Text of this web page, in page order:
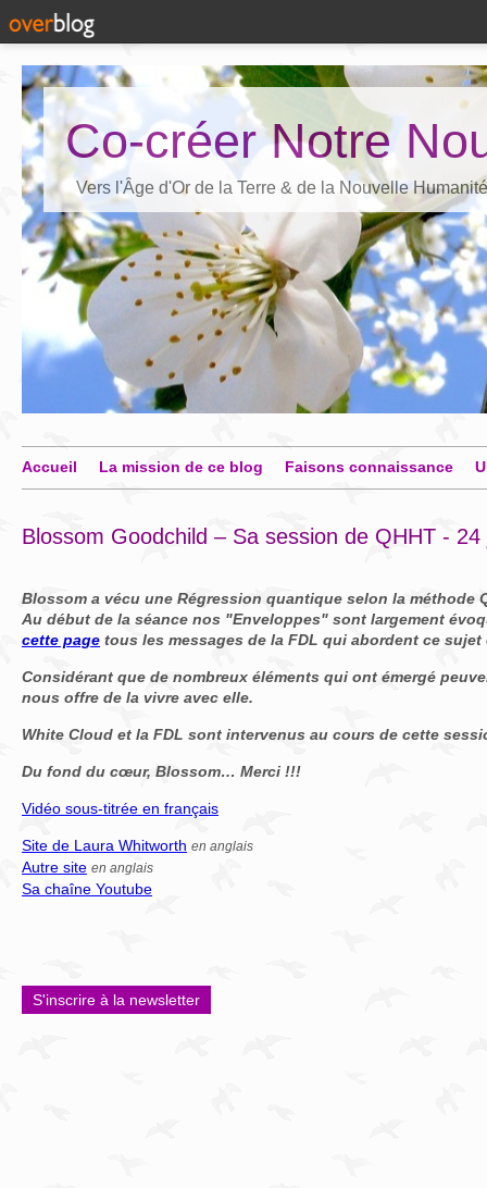
Co-créer Notre
Vers l'Âge d'Or de la Terre & de la Nouvelle Humanité
Accueil La mission de ce blog Faisons connaissance
Blossom Goodchild – Sa session de QHHT -
Blossom a vécu une Régression quantique selon la méthode
Au début de la séance nos "Enveloppes" sont largement
cette page tous les messages de la FDL qui abordent ce
Considérant que de nombreux éléments qui ont émergé
nous offre de la vivre avec elle.
White Cloud et la FDL sont intervenus au cours de cette
Du fond du cœur, Blossom… Merci !!!
Vidéo sous-titrée en français
Site de Laura Whitworth en anglais
Autre site en anglais
Sa chaîne Youtube
S'inscrire à la newsletter